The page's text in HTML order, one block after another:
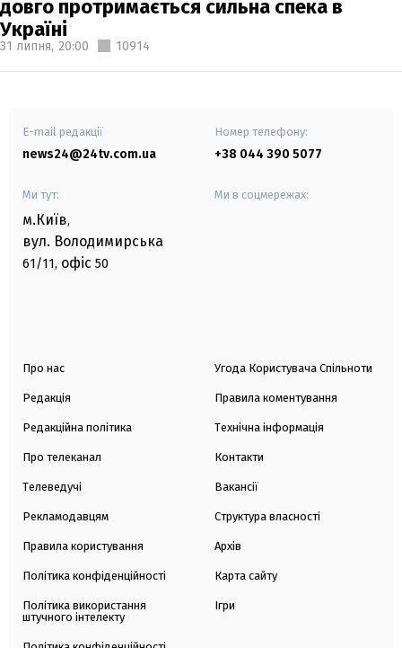
довго протримається сильна спека в
Україні
31 липня, 20:00 10914
E-mail редакції
news24@24tv.com.ua
Номер телефону:
+38 044 390 5077
Ми тут:
м.Київ,
вул. Володимирська
61/11, офіс 50
Ми в соцмережах:
Про нас
Редакція
Редакційна політика
Про телеканал
Телеведучі
Рекламодавцям
Правила користування
Політика конфіденційності
Політика використання
штучного інтелекту
Угода Користувача Спільноти
Правила коментування
Технічна інформація
Контакти
Вакансії
Структура власності
Архів
Карта сайту
Ігри